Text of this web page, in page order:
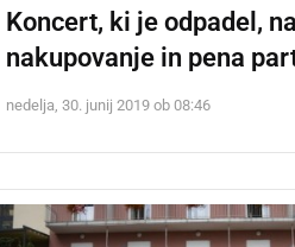
Koncert, ki je odpadel,
nakupovanje in pena
nedelja, 30. junij 2019 ob 08:46